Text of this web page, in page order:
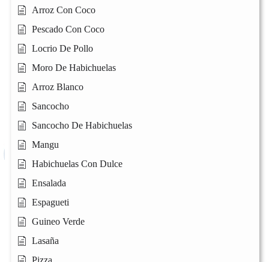
Arroz Con Coco
Pescado Con Coco
Locrio De Pollo
Moro De Habichuelas
Arroz Blanco
Sancocho
Sancocho De Habichuelas
Mangu
Habichuelas Con Dulce
Ensalada
Espagueti
Guineo Verde
Lasaña
Pizza